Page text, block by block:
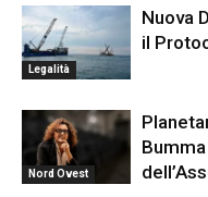
Legalità
Nuova
il
Nord Ovest